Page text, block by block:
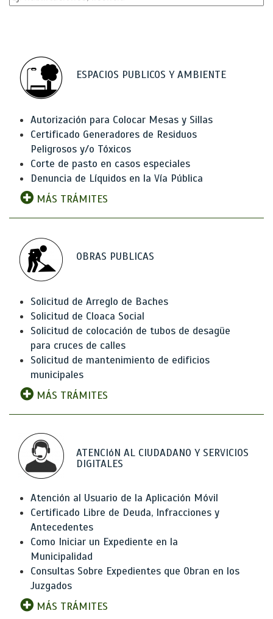
ESPACIOS PUBLICOS Y AMBIENTE
Autorización para Colocar Mesas y Sillas
Certificado Generadores de Residuos
Peligrosos y/o Tóxicos
Corte de pasto en casos especiales
Denuncia de Líquidos en la Vía Pública
MÁS TRÁMITES
OBRAS PUBLICAS
Solicitud de Arreglo de Baches
Solicitud de Cloaca Social
Solicitud de colocación de tubos de desagüe
para cruces de calles
Solicitud de mantenimiento de edificios
municipales
MÁS TRÁMITES
ATENCIóN AL CIUDADANO Y SERVICIOS
DIGITALES
Atención al Usuario de la Aplicación Móvil
Certificado Libre de Deuda, Infracciones y
Antecedentes
Como Iniciar un Expediente en la
Municipalidad
Consultas Sobre Expedientes que Obran en los
Juzgados
MÁS TRÁMITES